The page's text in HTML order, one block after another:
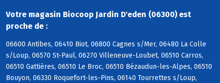
Votre magasin Biocoop Jardin D'eden (06300) est
proche de :
06600 Antibes, 06410 Biot, 06800 Cagnes s/Mer, 06480 La Colle
s/Loup, 06570 St-Paul, 06270 Villeneuve-Loubet, 06510 Carros,
06510 Gattières, 06510 Le Broc, 06510 Bézaudun-les-Alpes, 06510
Bouyon, 06330 Roquefort-les-Pins, 06140 Tourrettes s/Loup,